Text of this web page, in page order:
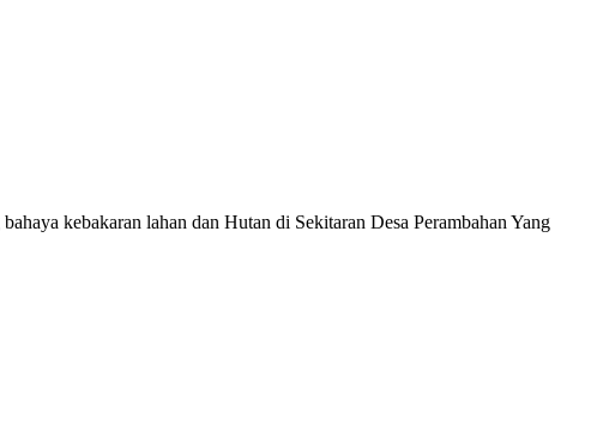
kebakaran lahan dan Hutan di Sekitaran Desa Perambahan Yang